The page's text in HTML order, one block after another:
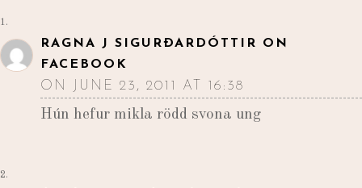
RAGNA J SIGURÐARDÓTTIR ON
FACEBOOK
ON JUNE 23, 2011 AT 16:38
Hún hefur mikla rödd svona ung